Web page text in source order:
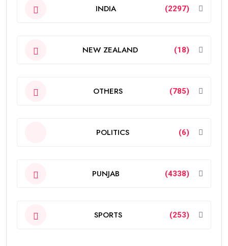
INDIA (2297)
NEW ZEALAND (18)
OTHERS (785)
POLITICS (6)
PUNJAB (4338)
SPORTS (253)